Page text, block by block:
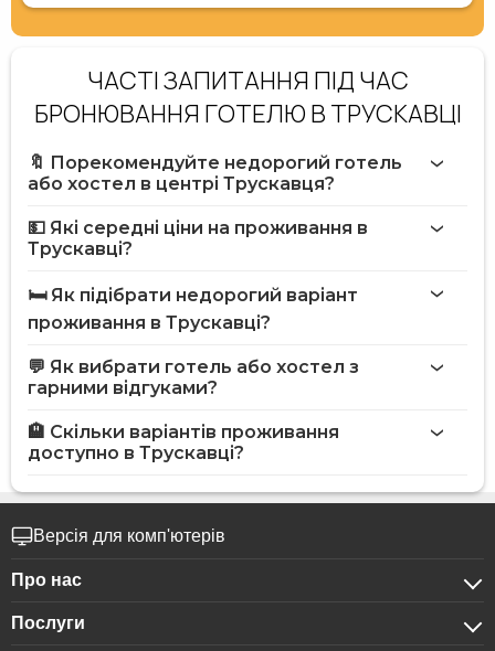
ЧАСТІ ЗАПИТАННЯ ПІД ЧАС
БРОНЮВАННЯ ГОТЕЛЮ В ТРУСКАВЦІ
🔖 Порекомендуйте недорогий готель
або хостел в центрі Трускавця?
💵 Які середні ціни на проживання в
Трускавці?
🛏️ Як підібрати недорогий варіант
проживання в Трускавці?
💬 Як вибрати готель або хостел з
гарними відгуками?
🏨 Скільки варіантів проживання
доступно в Трускавці?
Версія для комп'ютерів
Про нас
Про компанію
Послуги